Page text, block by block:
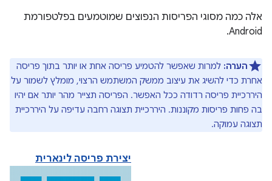
אלה כמה מסוגי הפריסות הנפוצים שמוטמעים בפלטפורמת
Android.
הערה: למרות שאפשר להטמיע פריסה אחת או יותר בתוך פריסה
אחרת כדי להשיג את עיצוב ממשק המשתמש הרצוי, מומלץ לשמור על
היררכיית פריסה רדודה ככל האפשר. הפריסה תצייר מהר יותר אם יהיו
בה פחות פריסות מקוננות. היררכיית תצוגה רחבה עדיפה על היררכיית
תצוגה עמוקה.
יצירת פריסה לינארית